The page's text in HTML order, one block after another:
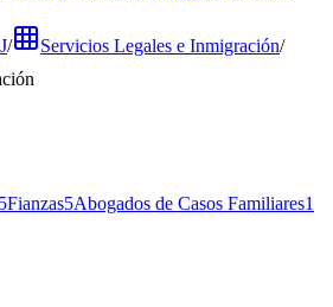
/ Servicios Legales e Inmigración/
5Fianzas5Abogados de Casos Familiares1